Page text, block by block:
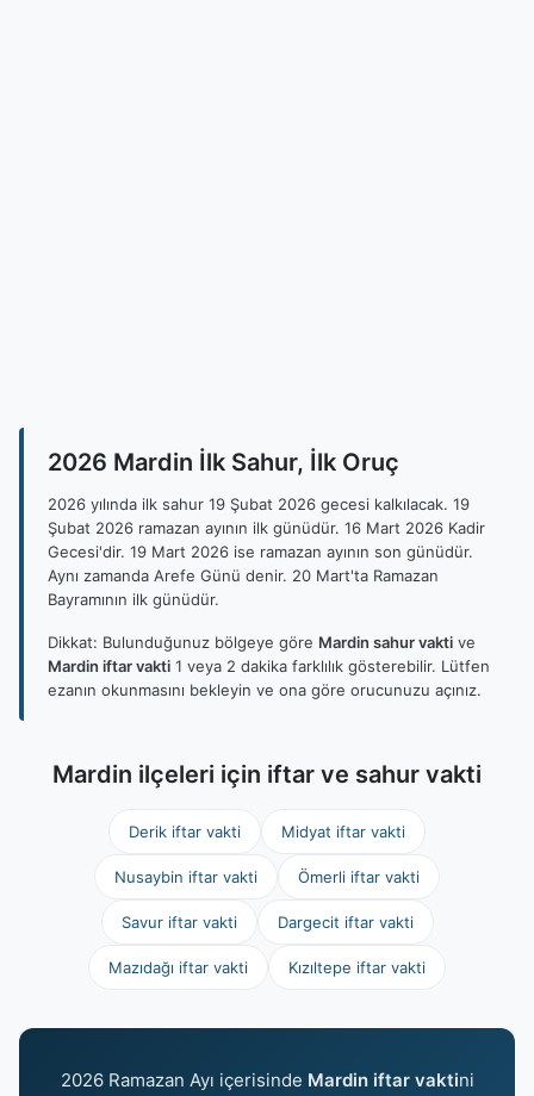
2026 Mardin İlk Sahur, İlk Oruç
2026 yılında ilk sahur 19 Şubat 2026 gecesi kalkılacak. 19
Şubat 2026 ramazan ayının ilk günüdür. 16 Mart 2026 Kadir
Gecesi'dir. 19 Mart 2026 ise ramazan ayının son günüdür.
Aynı zamanda Arefe Günü denir. 20 Mart'ta Ramazan
Bayramının ilk günüdür.
Dikkat: Bulunduğunuz bölgeye göre Mardin sahur vakti ve
Mardin iftar vakti 1 veya 2 dakika farklılık gösterebilir. Lütfen
ezanın okunmasını bekleyin ve ona göre orucunuzu açınız.
Mardin ilçeleri için iftar ve sahur vakti
Derik iftar vakti Midyat iftar vakti
Nusaybin iftar vakti Ömerli iftar vakti
Savur iftar vakti Dargecit iftar vakti
Mazıdağı iftar vakti Kızıltepe iftar vakti
2026 Ramazan Ayı içerisinde Mardin iftar vaktini